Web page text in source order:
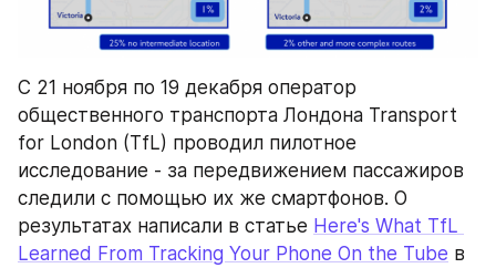
С 21 ноября по 19 декабря оператор
общественного транспорта Лондона Transport
for London (TfL) проводил пилотное
исследование - за передвижением пассажиров
следили с помощью их же смартфонов. О
результатах написали в статье Here's What TfL
Learned From Tracking Your Phone On the Tube в